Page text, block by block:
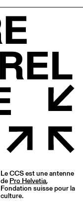
Le CCS est une antenne
de Pro Helvetia,
Fondation suisse pour la
culture.